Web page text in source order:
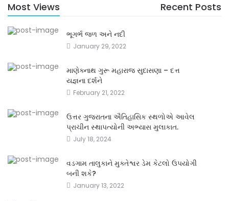
Most Views Recent Posts
ભૂગર્ભ જળ અને નદી
January 29, 2022
માણેક્નાથ ગુરૂ મહારાજ સુદાસણા – દત્ત
યજ્ઞના દર્શને
February 21, 2022
ઉત્તર ગુજરાતના ઐતિહાસિક સ્થળોએ આવેલ
પ્રાચીન સ્થાપત્યોની અભ્યાસ મુલાકાત.
July 18, 2024
વડગામ તાલુકાને મુક્તેશ્વર ડેમ કેટલો ઉપયોગી
બની શકે?
January 13, 2022